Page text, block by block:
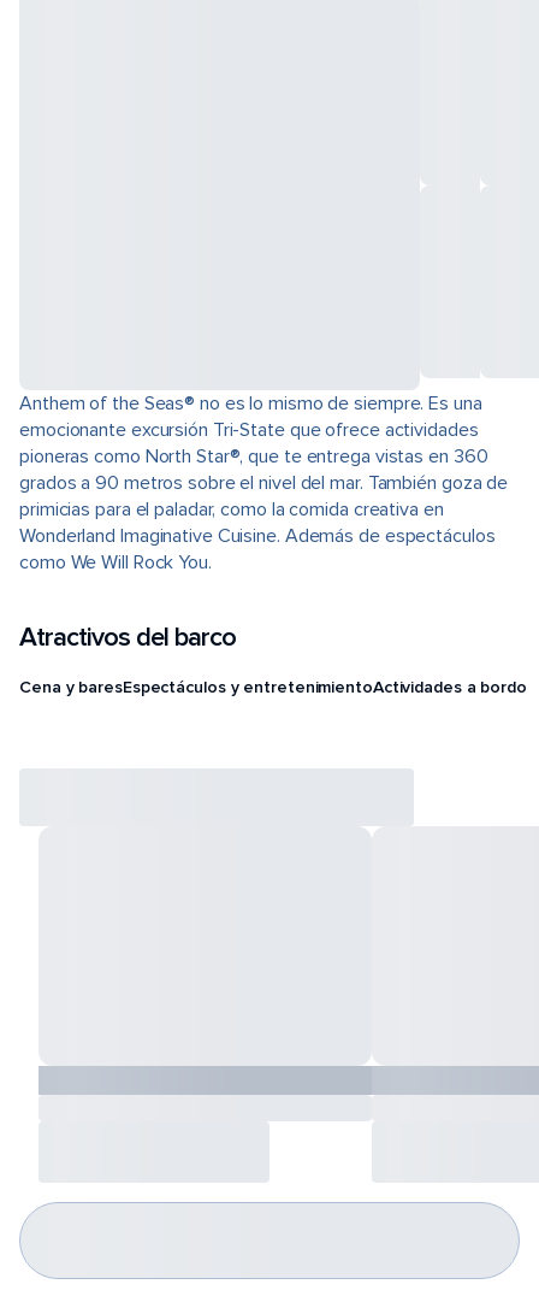
Anthem of the Seas® no es lo mismo de siempre. Es una
emocionante excursión Tri-State que ofrece actividades
pioneras como North Star®, que te entrega vistas en 360
grados a 90 metros sobre el nivel del mar. También goza de
primicias para el paladar, como la comida creativa en
Wonderland Imaginative Cuisine. Además de espectáculos
como We Will Rock You.
Atractivos del barco
Cena y baresEspectáculos y entretenimientoActividades a bordo